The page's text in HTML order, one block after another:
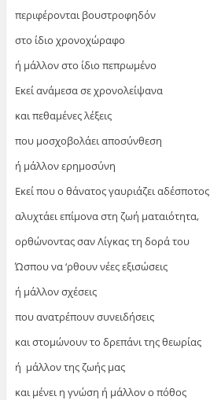
περιφέρονται βουστροφηδόν
στο ίδιο χρονοχώραφο
ή μάλλον στο ίδιο πεπρωμένο
Εκεί ανάμεσα σε χρονολείψανα
και πεθαμένες λέξεις
που μοσχοβολάει αποσύνθεση
ή μάλλον ερημοσύνη
Εκεί που ο θάνατος γαυριάζει αδέσποτος
αλυχτάει επίμονα στη ζωή ματαιότητα,
ορθώνοντας σαν Λίγκας τη δορά του
Ώσπου να ‘ρθουν νέες εξισώσεις
ή μάλλον σχέσεις
που ανατρέπουν συνειδήσεις
και στομώνουν το δρεπάνι της θεωρίας
ή μάλλον της ζωής μας
και μένει η γνώση ή μάλλον ο πόθος